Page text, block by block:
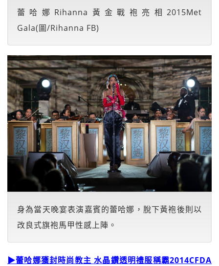
蕾哈娜Rihanna黃金戰袍亮相2015Met
Gala(圖/Rihanna FB)
身為當天晚宴表演嘉賓的蕾哈娜，脫下黃袍後則以
改良式旗袍馬甲性感上陣。
▶蕾哈娜獲封時尚教主 水晶鑽透明禮服稱霸2014CFDA